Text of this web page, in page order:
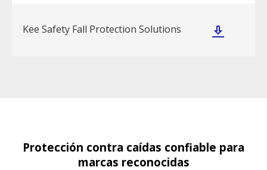
Kee Safety Fall Protection Solutions
Protección contra caídas confiable para
marcas reconocidas